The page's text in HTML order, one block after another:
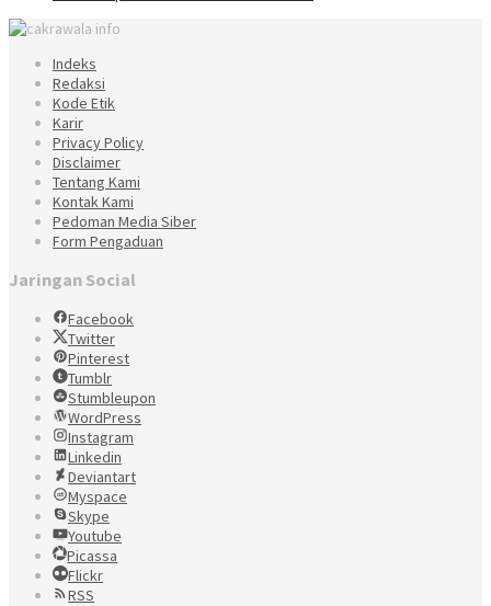
Indeks
Redaksi
Kode Etik
Karir
Privacy Policy
Disclaimer
Tentang Kami
Kontak Kami
Pedoman Media Siber
Form Pengaduan
Jaringan Social
Facebook
Twitter
Pinterest
Tumblr
Stumbleupon
WordPress
Instagram
Linkedin
Deviantart
Myspace
Skype
Youtube
Picassa
Flickr
RSS